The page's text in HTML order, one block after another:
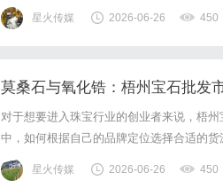
（如LGS物流体系），成为了无数传统工
比的供应链和成本优势，但在转型Lazada
星火传媒 2026-06-26 450
莫桑石与氧化锆：梧州宝石批发
对于想要进入珠宝行业的创业者来说，梧
中，如何根据自己的品牌定位选择合适的
方氧化锆：大众饰品的常青树合成立方氧
硬度，价格极其亲民，是全球各大快时尚
星火传媒 2026-06-26 450